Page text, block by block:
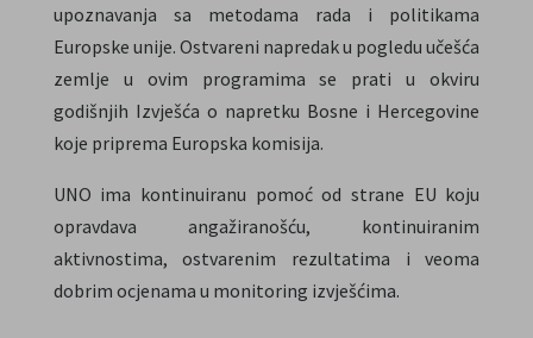
upoznavanja sa metodama rada i politikama
Europske unije. Ostvareni napredak u pogledu učešća
zemlje u ovim programima se prati u okviru
godišnjih Izvješća o napretku Bosne i Hercegovine
koje priprema Europska komisija.
UNO ima kontinuiranu pomoć od strane EU koju
opravdava angažiranošću, kontinuiranim
aktivnostima, ostvarenim rezultatima i veoma
dobrim ocjenama u monitoring izvješćima.